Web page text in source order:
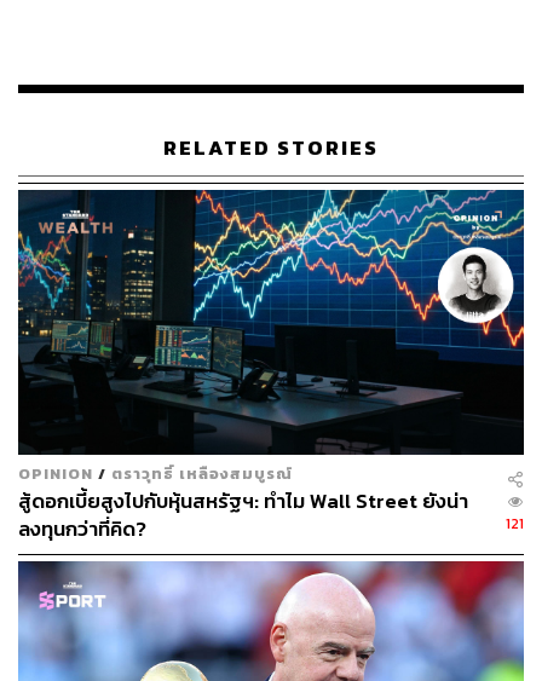
191
ABOUT THE AUTHOR
ศนิชา ละครพล
THE STANDARD WEALTH Editor
RELATED STORIES
OPINION / ตราวุทธิ์ เหลืองสมบูรณ์
สู้ดอกเบี้ยสูงไปกับหุ้นสหรัฐฯ: ทำไม Wall Street ยังน่า
ลงทุนกว่าที่คิด?
121